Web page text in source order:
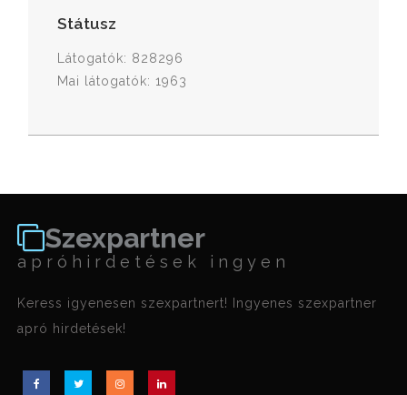
Státusz
Látogatók: 828296
Mai látogatók: 1963
Szexpartner
apróhirdetések ingyen
Keress igyenesen szexpartnert! Ingyenes szexpartner
apró hirdetések!